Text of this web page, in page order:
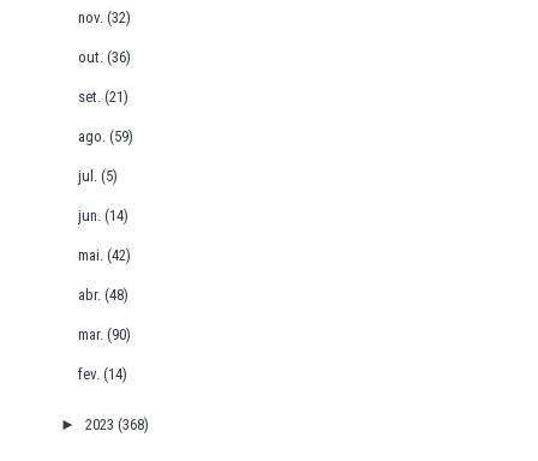
nov.(32)
out.(36)
set.(21)
ago.(59)
jul.(5)
jun.(14)
mai.(42)
abr.(48)
mar.(90)
fev.(14)
► 2023 (368)